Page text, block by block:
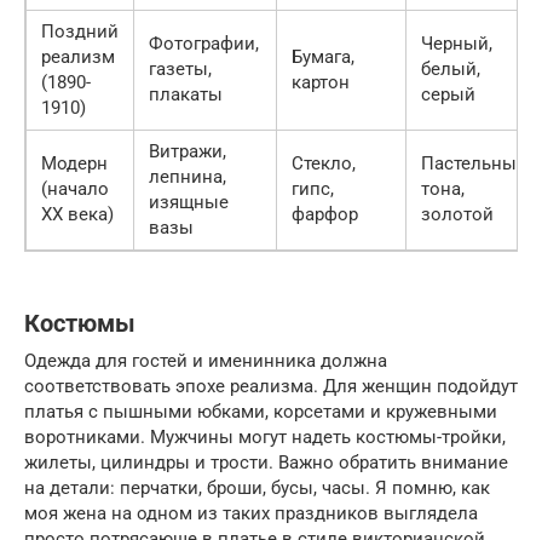
Поздний
реализм
(1890-
1910)
Фотографии,
газеты,
плакаты
Бумага,
картон
Черный,
белый,
серый
Модерн
(начало
XX века)
Витражи,
лепнина,
изящные
вазы
Стекло,
гипс,
фарфор
Пастельные
тона,
золотой
Костюмы
Одежда для гостей и именинника должна
соответствовать эпохе реализма. Для женщин подойдут
платья с пышными юбками, корсетами и кружевными
воротниками. Мужчины могут надеть костюмы-тройки,
жилеты, цилиндры и трости. Важно обратить внимание
на детали: перчатки, броши, бусы, часы. Я помню, как
моя жена на одном из таких праздников выглядела